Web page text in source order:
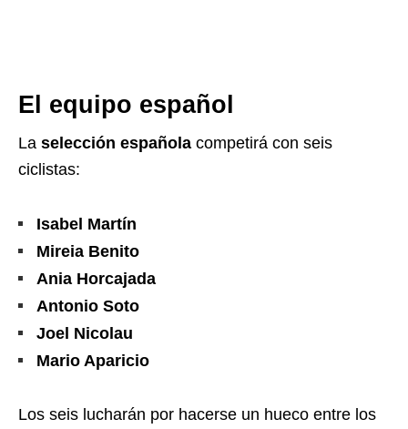
El equipo español
La selección española competirá con seis
ciclistas:
Isabel Martín
Mireia Benito
Ania Horcajada
Antonio Soto
Joel Nicolau
Mario Aparicio
Los seis lucharán por hacerse un hueco entre los